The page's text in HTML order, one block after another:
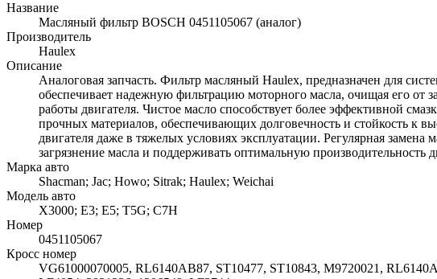
Название
Масляный фильтр BOSCH 0451105067 (аналог)
Производитель
Haulex
Описание
Аналоговая запчасть. Фильтр масляный Haulex, предназначен для
обеспечивает надежную фильтрацию моторного масла, очищая его от
работы двигателя. Чистое масло способствует более эффективной
прочных материалов, обеспечивающих долговечность и стойкость к
двигателя даже в тяжелых условиях эксплуатации. Регулярная замена
загрязнение масла и поддерживать оптимальную производительность
Марка авто
Shacman; Jac; Howo; Sitrak; Haulex; Weichai
Модель авто
X3000; E3; E5; T5G; C7H
Номер
0451105067
Кросс номер
VG61000070005, RL6140AB87, ST10477, ST10843, M9720021,